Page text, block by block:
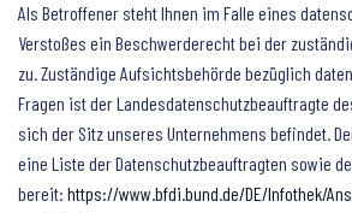
Als Betroffener steht Ihnen im Falle eines
Verstoßes ein Beschwerderecht bei der
zu. Zuständige Aufsichtsbehörde bezüglich
Fragen ist der Landesdatenschutzbeauftragte
sich der Sitz unseres Unternehmens befindet.
eine Liste der Datenschutzbeauftragten sowie
bereit: https://www.bfdi.bund.de/DE/Infothek/